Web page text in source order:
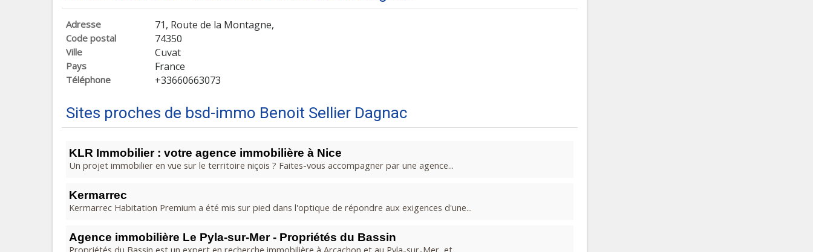
Adresse 71, Route de la Montagne,
Code postal 74350
Ville Cuvat
Pays France
Téléphone +33660663073
Sites proches de bsd-immo Benoit Sellier Dagnac
KLR Immobilier : votre agence immobilière à Nice
Un projet immobilier en vue sur le territoire niçois ? Faites-vous accompagner par une agence...
Kermarrec
Kermarrec Habitation Premium a été mis sur pied dans l'optique de répondre aux exigences d'une...
Agence immobilière Le Pyla-sur-Mer - Propriétés du Bassin